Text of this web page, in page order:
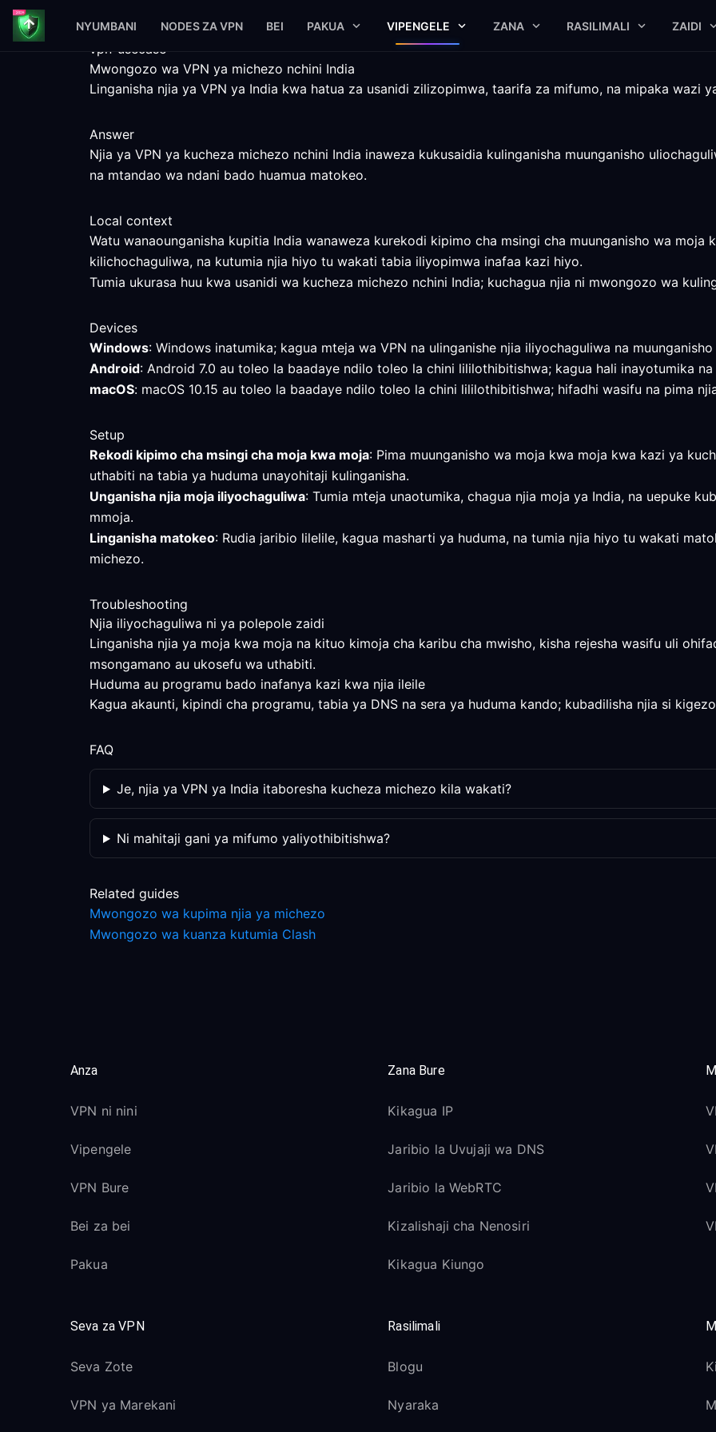
NYUMBANI NODES ZA VPN BEI PAKUA VIPENGELE ZANA RASILIMALI ZAIDI
vpn-usecase
Mwongozo wa VPN ya michezo nchini India
Linganisha njia ya VPN ya India kwa hatua za usanidi zilizopimwa, taarifa za mifumo, na mipaka wazi
Answer
Njia ya VPN ya kucheza michezo nchini India inaweza kukusaidia kulinganisha muunganisho
na mtandao wa ndani bado huamua matokeo.
Local context
Watu wanaounganisha kupitia India wanaweza kurekodi kipimo cha msingi cha muunganisho wa
kilichochaguliwa, na kutumia njia hiyo tu wakati tabia iliyopimwa inafaa kazi hiyo.
Tumia ukurasa huu kwa usanidi wa kucheza michezo nchini India; kuchagua njia ni mwongozo wa
Devices
Windows: Windows inatumika; kagua mteja wa VPN na ulinganishe njia iliyochaguliwa na
Android: Android 7.0 au toleo la baadaye ndilo toleo la chini lililothibitishwa; kagua hali inayotumika
macOS: macOS 10.15 au toleo la baadaye ndilo toleo la chini lililothibitishwa; hifadhi wasifu na pima
Setup
Rekodi kipimo cha msingi cha moja kwa moja: Pima muunganisho wa moja kwa moja kwa kazi ya
uthabiti na tabia ya huduma unayohitaji kulinganisha.
Unganisha njia moja iliyochaguliwa: Tumia mteja unaotumika, chagua njia moja ya India, na uepuke
mmoja.
Linganisha matokeo: Rudia jaribio lilelile, kagua masharti ya huduma, na tumia njia hiyo tu wakati
michezo.
Troubleshooting
Njia iliyochaguliwa ni ya polepole zaidi
Linganisha njia ya moja kwa moja na kituo kimoja cha karibu cha mwisho, kisha rejesha wasifu uli
msongamano au ukosefu wa uthabiti.
Huduma au programu bado inafanya kazi kwa njia ileile
Kagua akaunti, kipindi cha programu, tabia ya DNS na sera ya huduma kando; kubadilisha njia si
FAQ
Je, njia ya VPN ya India itaboresha kucheza michezo kila wakati?
Ni mahitaji gani ya mifumo yaliyothibitishwa?
Related guides
Mwongozo wa kupima njia ya michezo
Mwongozo wa kuanza kutumia Clash
Anza
VPN ni nini
Vipengele
VPN Bure
Bei za bei
Pakua
Zana Bure
Kikagua IP
Jaribio la Uvujaji wa DNS
Jaribio la WebRTC
Kizalishaji cha Nenosiri
Kikagua Kiungo
Seva za VPN
Seva Zote
VPN ya Marekani
Rasilimali
Blogu
Nyaraka